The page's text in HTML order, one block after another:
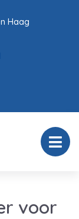
Haag
voor